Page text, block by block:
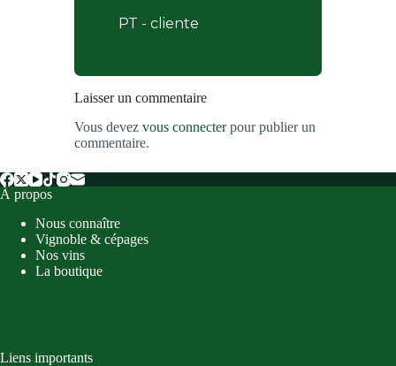
PT - cliente
Laisser un commentaire
Vous devez vous connecterpour publier un
commentaire.
À propos
Nous connaître
Vignoble & cépages
Nos vins
La boutique
Liens importants